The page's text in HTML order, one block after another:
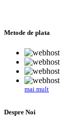
Metode de plata
mai mult
Despre Noi